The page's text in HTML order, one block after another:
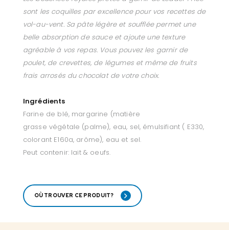
sont les coquilles par excellence pour vos recettes de
vol-au-vent. Sa pâte légère et soufflée permet une
belle absorption de sauce et ajoute une texture
agréable à vos repas. Vous pouvez les garnir de
poulet, de crevettes, de légumes et même de fruits
frais arrosés du chocolat de votre choix.
Ingrédients
Farine de blé, margarine (matière
grasse végétale (palme), eau, sel, émulsifiant ( E330,
colorant E160a, arôme), eau et sel.
Peut contenir: lait & oeufs.
OÙ TROUVER CE PRODUIT?